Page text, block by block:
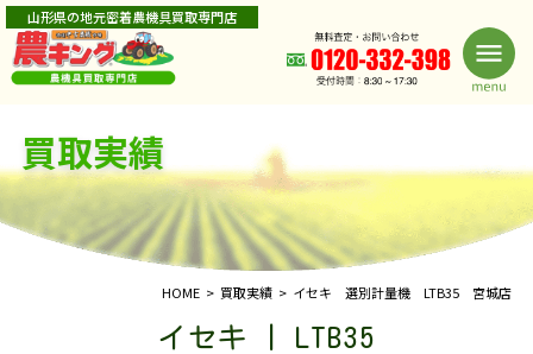
山形県の地元密着農機具買取専門店
買取実績
HOME 買取実績 イセキ 選別計量機 LTB35 宮城店
イセキ | LTB35